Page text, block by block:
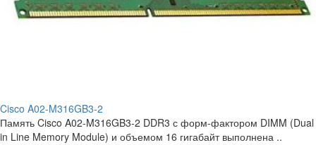
Cisco A02-M316GB3-2
Память Cisco A02-M316GB3-2 DDR3 с форм-фактором DIMM (Dual
in Line Memory Module) и объемом 16 гигабайт выполнена ..